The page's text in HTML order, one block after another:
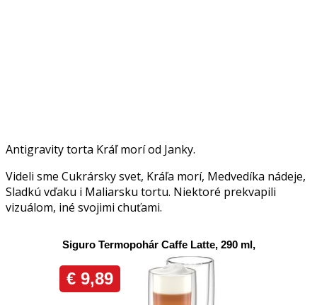
Antigravity torta Kráľ morí od Janky.
Videli sme Cukrársky svet, Kráľa morí, Medvedíka nádeje,
Sladkú vďaku i Maliarsku tortu. Niektoré prekvapili
vizuálom, iné svojimi chuťami.